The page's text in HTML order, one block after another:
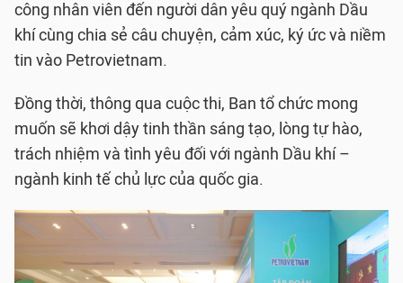
công nhân viên đến người dân yêu quý ngành Dầu
khí cùng chia sẻ câu chuyện, cảm xúc, ký ức và niềm
tin vào Petrovietnam.
Đồng thời, thông qua cuộc thi, Ban tổ chức mong
muốn sẽ khơi dậy tinh thần sáng tạo, lòng tự hào,
trách nhiệm và tình yêu đối với ngành Dầu khí –
ngành kinh tế chủ lực của quốc gia.